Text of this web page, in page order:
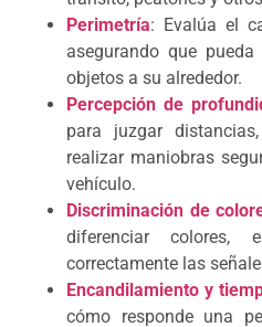
Perimetría: Evalúa el
asegurando que
objetos a su alrededor.
Percepción de
para juzgar
realizar maniobras
vehículo.
Discriminación de
diferenciar colores,
correctamente las
Encandilamiento y
cómo responde una